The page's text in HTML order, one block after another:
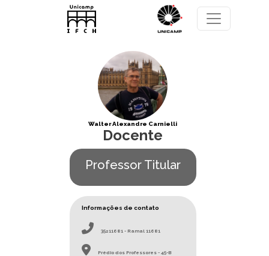
Pular para o conteúdo principal
Walter Alexandre Carnielli
Docente
Professor Titular
Informações de contato
35211681 - Ramal 11681
Prédio dos Professores - 45-B